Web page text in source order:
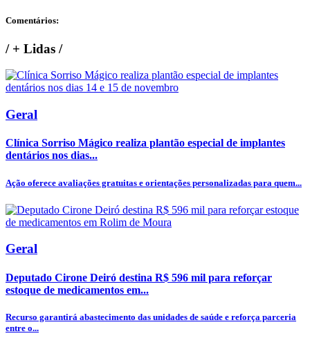
Comentários:
/+ Lidas /
Geral
Clínica Sorriso Mágico realiza plantão especial de implantes
dentários nos dias...
Ação oferece avaliações gratuitas e orientações personalizadas para quem...
Geral
Deputado Cirone Deiró destina R$ 596 mil para reforçar
estoque de medicamentos em...
Recurso garantirá abastecimento das unidades de saúde e reforça parceria
entre o...